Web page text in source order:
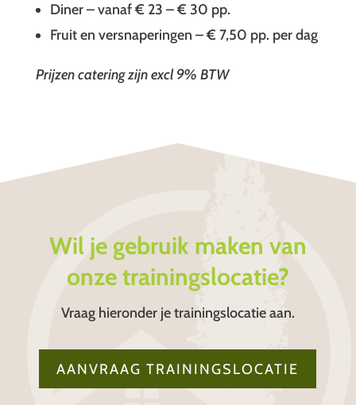
Diner – vanaf € 23 – € 30 pp.
Fruit en versnaperingen – € 7,50 pp. per dag
Prijzen catering zijn excl 9% BTW
Wil je gebruik maken van
onze trainingslocatie?
Vraag hieronder je trainingslocatie aan.
AANVRAAG TRAININGSLOCATIE